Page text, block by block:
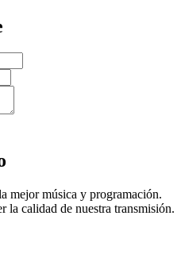
mejor música y programación.
la calidad de nuestra transmisión.